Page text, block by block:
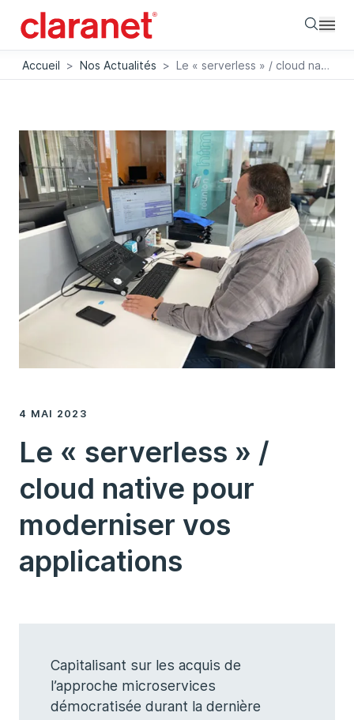
Accueil > Nos Actualités > Le « serverless » / cloud native pour moderniser vos applications
4 MAI 2023
Le « serverless » /
cloud native pour
moderniser vos
applications
Capitalisant sur les acquis de
l’approche microservices
démocratisée durant la dernière